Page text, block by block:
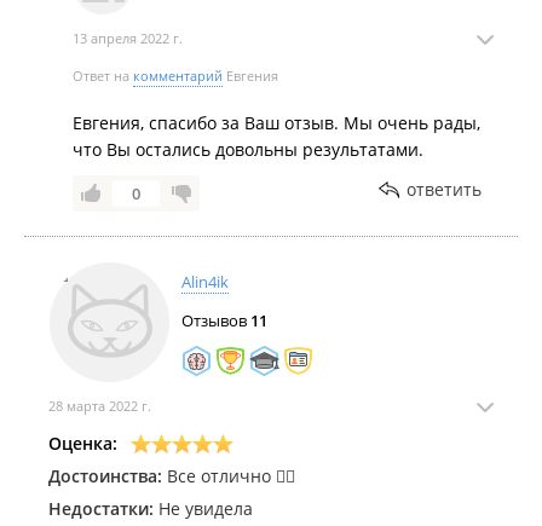
13 апреля 2022 г.
Ответ на комментарий Евгения
Евгения, спасибо за Ваш отзыв. Мы очень рады,
что Вы остались довольны результатами.
0 ответить
Alin4ik
Отзывов 11
28 марта 2022 г.
Оценка:
Достоинства: Все отлично 👍🏼
Недостатки: Не увидела